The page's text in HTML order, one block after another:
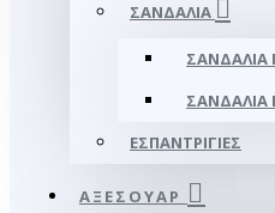
ΣΑΝΔΆΛΙΑ
ΣΑΝΔΆΛΙΑ
ΣΑΝΔΆΛΙΑ
ΕΣΠΑΝΤΡΊΓΙΕΣ
ΑΞΕΣΟΥΑΡ